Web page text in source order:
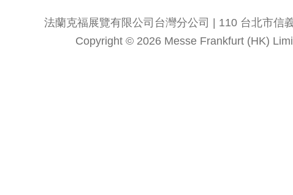
法蘭克福展覽有限公司台灣分公司 | 110 台北市信
Copyright © 2026 Messe Frankfurt (HK)